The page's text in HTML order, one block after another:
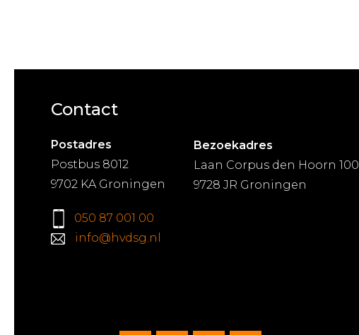
Contact
Postadres
Postbus 8012
9702 KA Groningen
050 87 001 00
info@hvdsg.nl
Bezoekadres
Laan Corpus den Hoorn 100
9728 JR Groningen